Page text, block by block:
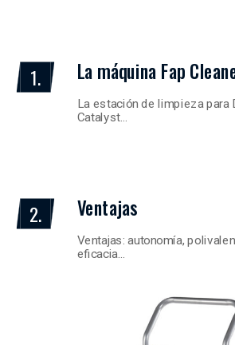
1. La máquina Fap
La estación de limpieza para
Catalyst…
2. Ventajas
Ventajas: autonomía,
eficacia…